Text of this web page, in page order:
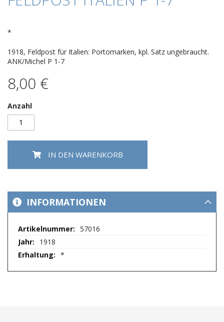
*
1918, Feldpost für Italien: Portomarken, kpl. Satz ungebraucht.
ANK/Michel P 1-7
8,00 €
Anzahl
IN DEN WARENKORB
Anfang
springen
INFORMATIONEN
Mehr
57016
1918
*